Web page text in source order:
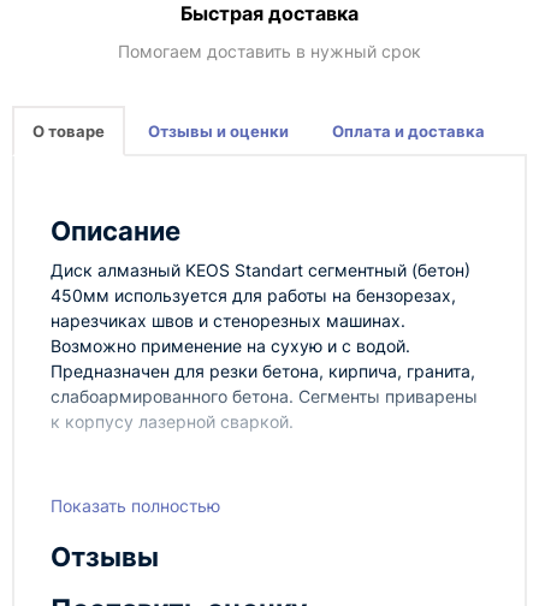
Быстрая доставка
Помогаем доставить в нужный срок
О товаре Отзывы и оценки Оплата и доставка
Описание
Диск алмазный KEOS Standart сегментный (бетон)
450мм используется для работы на бензорезах,
нарезчиках швов и стенорезных машинах.
Возможно применение на сухую и с водой.
Предназначен для резки бетона, кирпича, гранита,
слабоармированного бетона. Сегменты приварены
к корпусу лазерной сваркой.
Показать полностью
Отзывы